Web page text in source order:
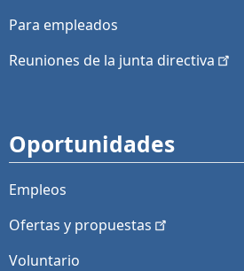
Para empleados
Reuniones de la junta directiva
Oportunidades
Empleos
Ofertas y propuestas
Voluntario